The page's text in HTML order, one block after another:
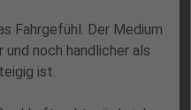
Fahrgefühl. Der Medium
noch handlicher als
ist.